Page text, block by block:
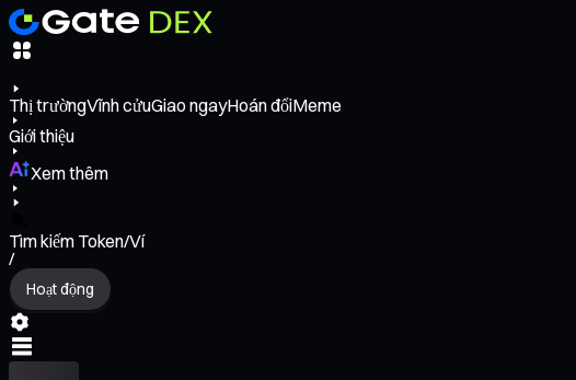
Thị trườngVĩnh cửuGiao ngayHoán đổiMeme
Giới thiệu
Xem thêm
Tìm kiếm Token/Ví
/
Hoạt động